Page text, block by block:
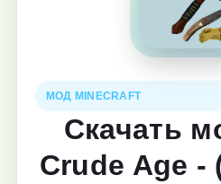
МОД MINECRAFT
Скачать
Crude Age -